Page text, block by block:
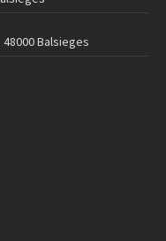
Balsieges